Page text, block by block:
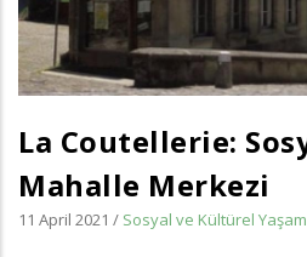
La Coutellerie:
Mahalle Merkezi
11 April 2021 / Sosyal ve Kültürel Yaşam